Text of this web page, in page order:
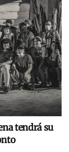
tendrá su